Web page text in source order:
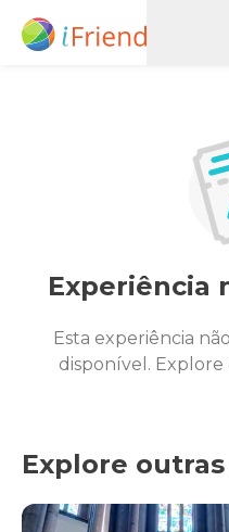
Experiência
Esta experiência
disponível. Explore
Explore